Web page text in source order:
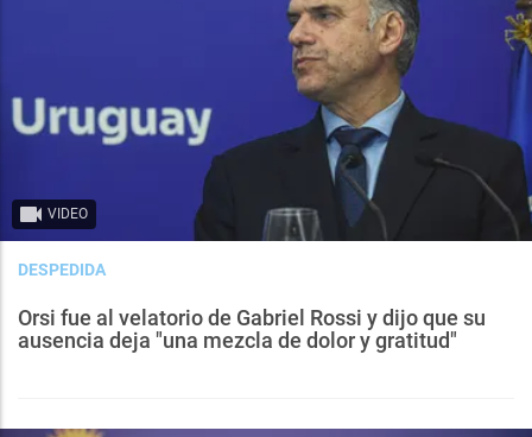
VIDEO
DESPEDIDA
Orsi fue al velatorio de Gabriel Rossi y dijo que su
ausencia deja "una mezcla de dolor y gratitud"